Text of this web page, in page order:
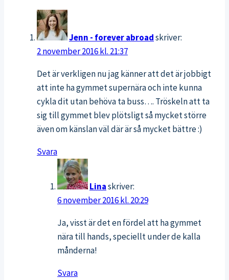
frukost
på
vedspis
Jenn - forever abroadskriver:
2 november 2016 kl. 21:37
Det är verkligen nu jag känner att det är jobbigt
att inte ha gymmet supernära och inte kunna
cykla dit utan behöva ta buss…. Tröskeln att ta
sig till gymmet blev plötsligt så mycket större
även om känslan väl där är så mycket bättre :)
Svara
Linaskriver:
6 november 2016 kl. 20:29
Ja, visst är det en fördel att ha gymmet
nära till hands, speciellt under de kalla
månderna!
Svara